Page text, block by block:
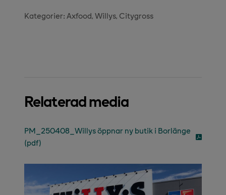
Kategorier: Axfood Willys Citygross
Relaterad media
PM_250408_Willys öppnar ny butik i Borlänge
(pdf)